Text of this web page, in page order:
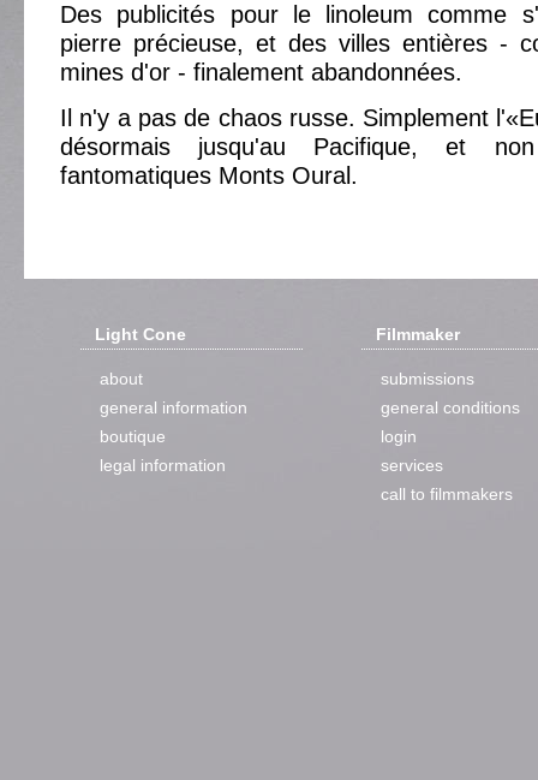
Des publicités pour le linoleum comme
pierre précieuse, et des villes entières -
mines d'or - finalement abandonnées.
Il n'y a pas de chaos russe. Simplement
désormais jusqu'au Pacifique, et
fantomatiques Monts Oural.
Light Cone
about
general information
boutique
legal information
Filmmaker
submissions
general conditions
login
services
call to filmmakers